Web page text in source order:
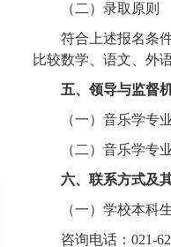
（二）录取原则
符合上述报名条
比较数学、语文、外
五、领导与监督
（一）音乐学专
（二）音乐学专
六、联系方式及
（一）学校本科
咨询电话：021-